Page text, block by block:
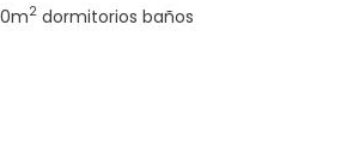
m2 dormitorios baños